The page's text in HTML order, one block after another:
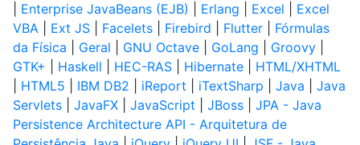
Enterprise JavaBeans (EJB) Erlang Excel
Excel
VBA
Ext JS Facelets Firebird Flutter
Fórmulas
da Física
Geral GNU Octave GoLang Groovy
GTK+
Haskell HEC-RAS Hibernate
HTML/XHTML
HTML5 IBM DB2 iReport iTextSharp Java
Java
Servlets
JavaFX JavaScript JBoss
JPA - Java
Persistence Architecture API - Arquitetura de